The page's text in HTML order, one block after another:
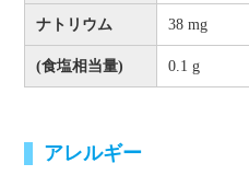
ナトリウム 38 mg
(食塩相当量) 0.1 g
アレルギー